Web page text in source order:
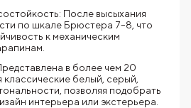
После высыхания
по шкале Брюстера 7–8, что
к механическим
в более чем 20
классические белый, серый,
позволяя подобрать
интерьера или экстерьера.